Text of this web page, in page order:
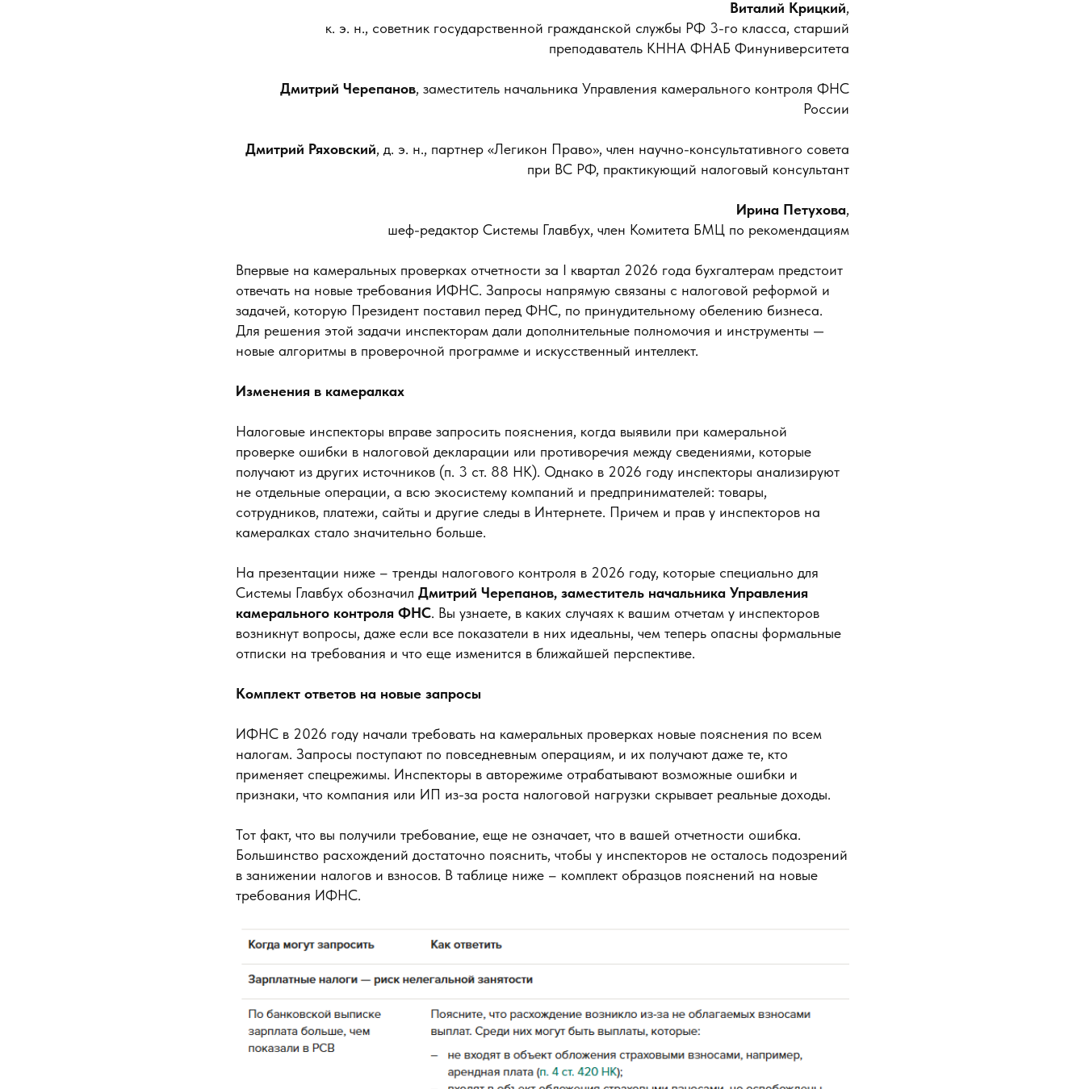
Виталий Крицкий,
к. э. н., советник государственной гражданской службы РФ 3-го класса, старший
преподаватель КННА ФНАБ Финуниверситета
Дмитрий Черепанов, заместитель начальника Управления камерального контроля ФНС
России
Дмитрий Ряховский, д. э. н., партнер «Легикон Право», член научно-консультативного совета
при ВС РФ, практикующий налоговый консультант
Ирина Петухова,
шеф-редактор Системы Главбух, член Комитета БМЦ по рекомендациям
Впервые на камеральных проверках отчетности за I квартал 2026 года бухгалтерам предстоит
отвечать на новые требования ИФНС. Запросы напрямую связаны с налоговой реформой и
задачей, которую Президент поставил перед ФНС, по принудительному обелению бизнеса.
Для решения этой задачи инспекторам дали дополнительные полномочия и инструменты —
новые алгоритмы в проверочной программе и искусственный интеллект.
Изменения в камералках
Налоговые инспекторы вправе запросить пояснения, когда выявили при камеральной
проверке ошибки в налоговой декларации или противоречия между сведениями, которые
получают из других источников (п. 3 ст. 88 НК). Однако в 2026 году инспекторы анализируют
не отдельные операции, а всю экосистему компаний и предпринимателей: товары,
сотрудников, платежи, сайты и другие следы в Интернете. Причем и прав у инспекторов на
камералках стало значительно больше.
На презентации ниже – тренды налогового контроля в 2026 году, которые специально для
Системы Главбух обозначил Дмитрий Черепанов, заместитель начальника Управления
камерального контроля ФНС. Вы узнаете, в каких случаях к вашим отчетам у инспекторов
возникнут вопросы, даже если все показатели в них идеальны, чем теперь опасны формальные
отписки на требования и что еще изменится в ближайшей перспективе.
Комплект ответов на новые запросы
ИФНС в 2026 году начали требовать на камеральных проверках новые пояснения по всем
налогам. Запросы поступают по повседневным операциям, и их получают даже те, кто
применяет спецрежимы. Инспекторы в авторежиме отрабатывают возможные ошибки и
признаки, что компания или ИП из-за роста налоговой нагрузки скрывает реальные доходы.
Тот факт, что вы получили требование, еще не означает, что в вашей отчетности ошибка.
Большинство расхождений достаточно пояснить, чтобы у инспекторов не осталось подозрений
в занижении налогов и взносов. В таблице ниже – комплект образцов пояснений на новые
требования ИФНС.